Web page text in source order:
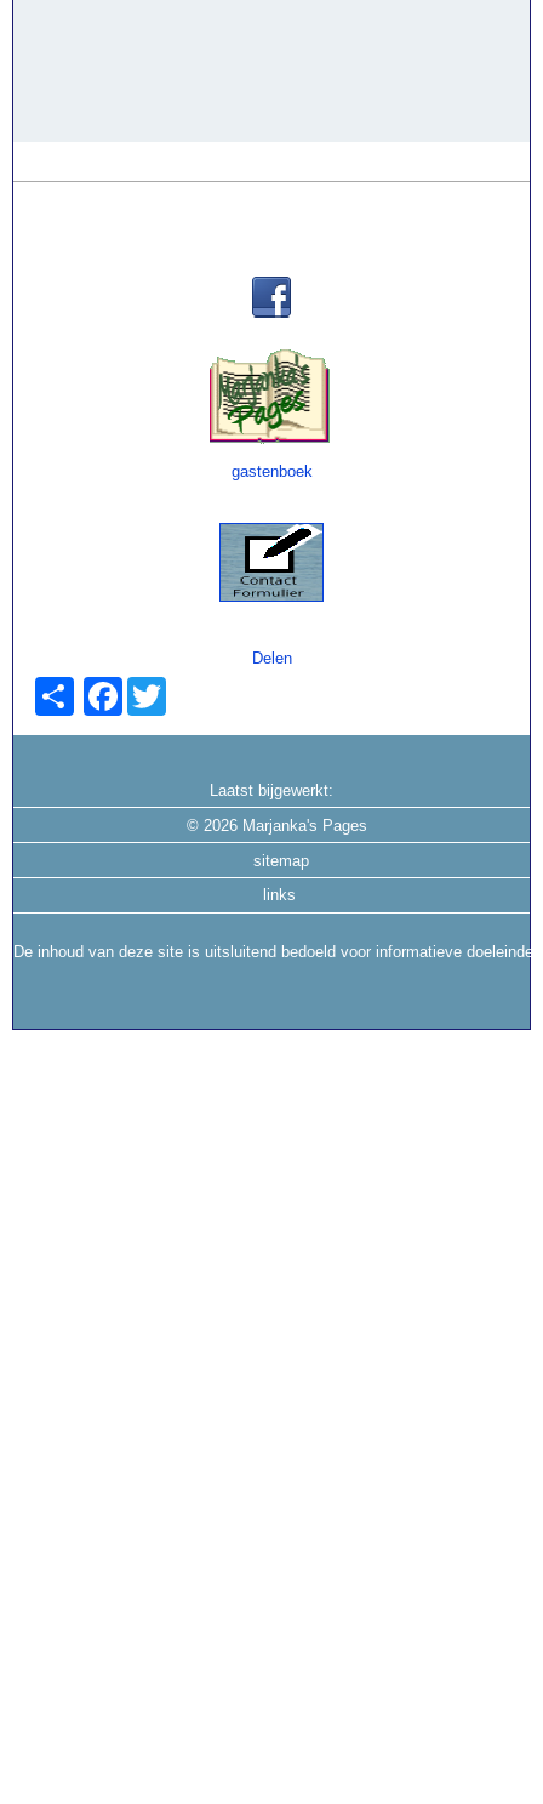
gastenboek
Delen
Facebook
Laatst bijgewerkt:
© 2026 Marjanka's Pages
sitemap
links
De inhoud van deze site is uitsluitend bedoeld voor informatieve